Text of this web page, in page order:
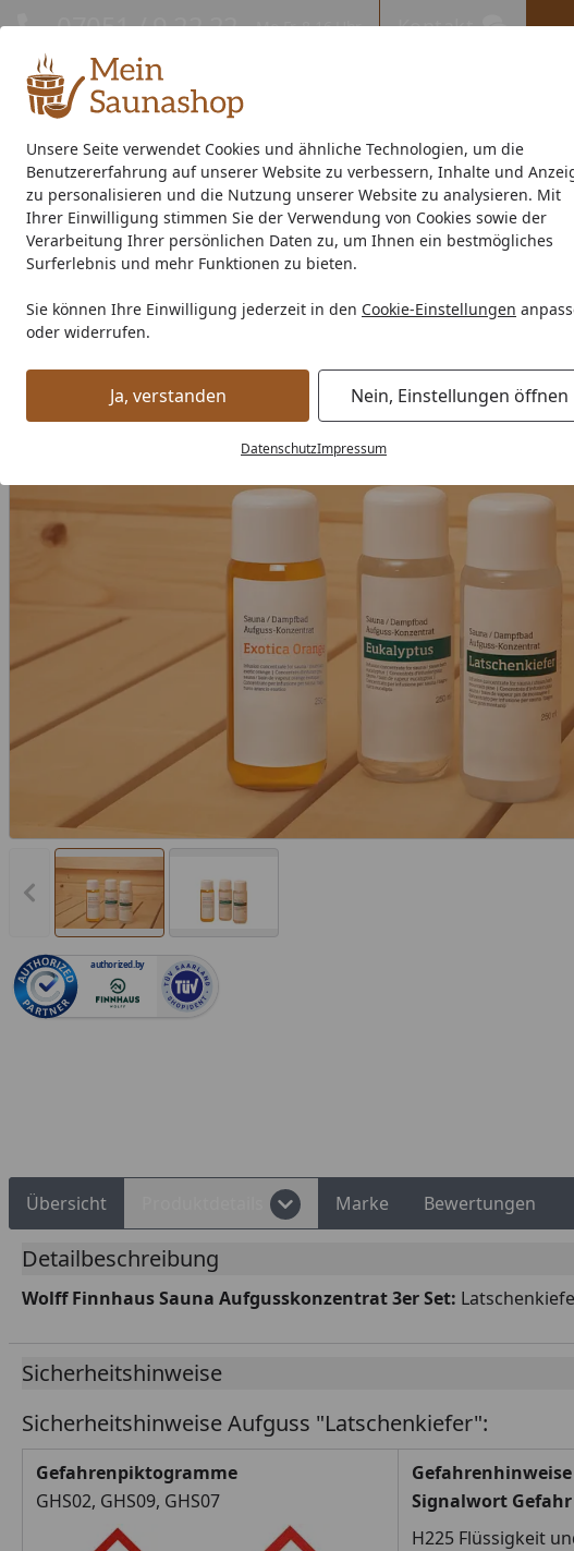
Unsere Seite verwendet Cookies und ähnliche Technologien, um die
Benutzererfahrung auf unserer Website zu verbessern, Inhalte und
zu personalisieren und die Nutzung unserer Website zu analysieren. Mit
Ihrer Einwilligung stimmen Sie der Verwendung von Cookies sowie der
Verarbeitung Ihrer persönlichen Daten zu, um Ihnen ein bestmögliches
Surferlebnis und mehr Funktionen zu bieten.
Sie können Ihre Einwilligung jederzeit in den Cookie-Einstellungen
oder widerrufen.
Ja, verstanden Nein, Einstellungen öffnen
DatenschutzImpressum
07051 / 9 22 22 Mo-Fr. 8-16 Uhr Kontakt
Außensauna Indoor-Sauna Energiespar-Sauna Saunaofen
Saunahersteller % Sale %
Startseite
Wolff Finnhaus Sauna
Vorheriges Bild anzeigen
authorized.by
Übersicht Marke Bewertungen
Detailbeschreibung
Wolff Finnhaus Sauna Aufgusskonzentrat 3er Set:
Sicherheitshinweise
Sicherheitshinweise Aufguss "Latschenkiefer":
Gefahrenpiktogramme
GHS02, GHS09, GHS07
Gefahrenhinweise
Signalwort Gefahr
H225 Flüssigkeit